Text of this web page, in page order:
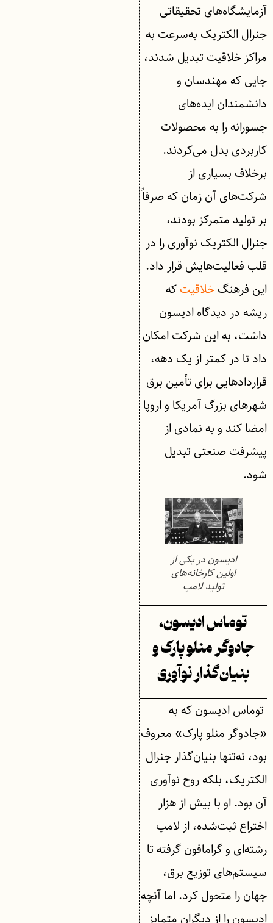
آزمایشگاه‌های تحقیقاتی
جنرال الکتریک به‌سرعت به
مراکز خلاقیت تبدیل شدند،
جایی که مهندسان و
دانشمندان ایده‌های
جسورانه را به محصولات
کاربردی بدل می‌کردند.
برخلاف بسیاری از
شرکت‌های آن زمان که صرفاً
بر تولید متمرکز بودند،
جنرال الکتریک نوآوری را در
قلب فعالیت‌هایش قرار داد.
این فرهنگخلاقیتکه
ریشه در دیدگاه ادیسون
داشت، به این شرکت امکان
داد تا در کمتر از یک دهه،
قراردادهایی برای تأمین برق
شهرهای بزرگ آمریکا و اروپا
امضا کند و به نمادی از
پیشرفت صنعتی تبدیل
شود.
ادیسون در یکی از
اولین کارخانه‌های
تولید لامپ
توماس ادیسون،
جادوگر منلو پارک و
بنیان‌گذار نوآوری
توماس ادیسون که به
«جادوگر منلو پارک» معروف
بود، نه‌تنها بنیان‌گذار جنرال
الکتریک، بلکه روح نوآوری
آن بود. او با بیش از هزار
اختراع ثبت‌شده، از لامپ
رشته‌ای و گرامافون گرفته تا
سیستم‌های توزیع برق،
جهان را متحول کرد. اما آنچه
ادیسون را از دیگران متمایز